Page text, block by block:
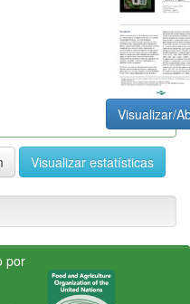
Visualizar/
Visualizar estatísticas
por